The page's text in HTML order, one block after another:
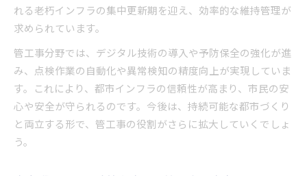
れる老朽インフラの集中更新期を迎え、効率的な維持管理が
求められています。
管工事分野では、デジタル技術の導入や予防保全の強化が進
み、点検作業の自動化や異常検知の精度向上が実現していま
す。これにより、都市インフラの信頼性が高まり、市民の安
心や安全が守られるのです。今後は、持続可能な都市づくり
と両立する形で、管工事の役割がさらに拡大していくでしょ
う。